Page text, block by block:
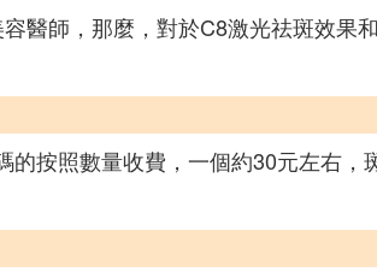
醫師，那麼，對於C8激光祛斑效果
按照數量收費，一個約30元左右